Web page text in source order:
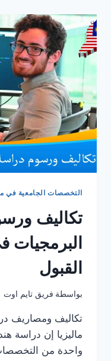
التخصصات الجامعية في
تكاليف
البرمجيات
القبول
بواسطة فريق تايم اوت
تكاليف ومصاريف
ماليزيا إن دراسة
واحدة من